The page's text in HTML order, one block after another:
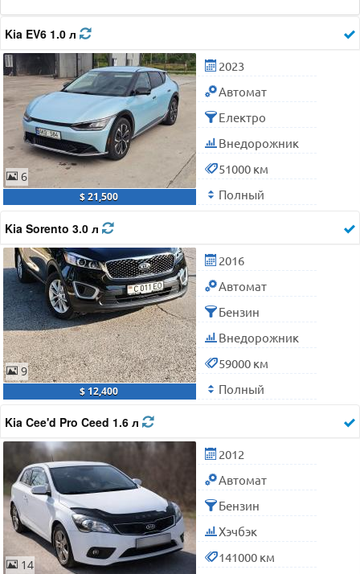
Kia EV6 1.0 л
6
$ 21,500
2023
Автомат
Електро
Внедорожник
51000 км
Полный
Kia Sorento 3.0 л
9
$ 12,400
2016
Автомат
Бензин
Внедорожник
59000 км
Полный
Kia Cee'd Pro Ceed 1.6 л
14
2012
Автомат
Бензин
Хэчбэк
141000 км